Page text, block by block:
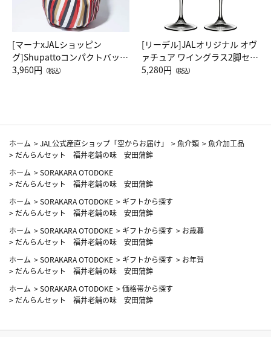
[マーナxJALショッピン
グ]Shupattoコンパクトバッグ
Drop JAL客室乗務員（LC）ス
3,960円 （税込）
[リーデル]JALオリジナル オヴ
ァチュア ワイングラス2脚セッ
ト（レッドワイン）
5,280円 （税込）
ホーム >JAL公式産直ショップ「空からお届け」 >魚介類 >魚介加工品
>だんらんセット 福井老舗の味 安田蒲鉾
ホーム >SORAKARA OTODOKE
>だんらんセット 福井老舗の味 安田蒲鉾
ホーム >SORAKARA OTODOKE > ギフトから探す
>だんらんセット 福井老舗の味 安田蒲鉾
ホーム >SORAKARA OTODOKE > ギフトから探す > お歳暮
>だんらんセット 福井老舗の味 安田蒲鉾
ホーム >SORAKARA OTODOKE > ギフトから探す > お年賀
>だんらんセット 福井老舗の味 安田蒲鉾
ホーム >SORAKARA OTODOKE >価格帯から探す
>だんらんセット 福井老舗の味 安田蒲鉾